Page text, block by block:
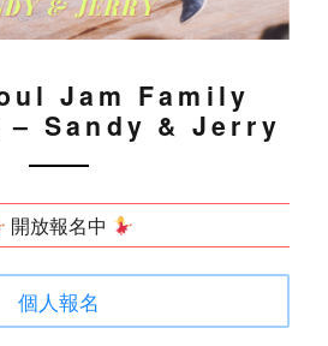
Jam Family
– Sandy & Jerry
開放報名中
個人報名